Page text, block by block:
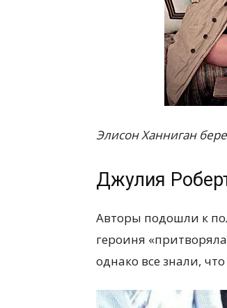
Элисон Ханниган
Джулия
Авторы подошли к
героиня
однако все знали,